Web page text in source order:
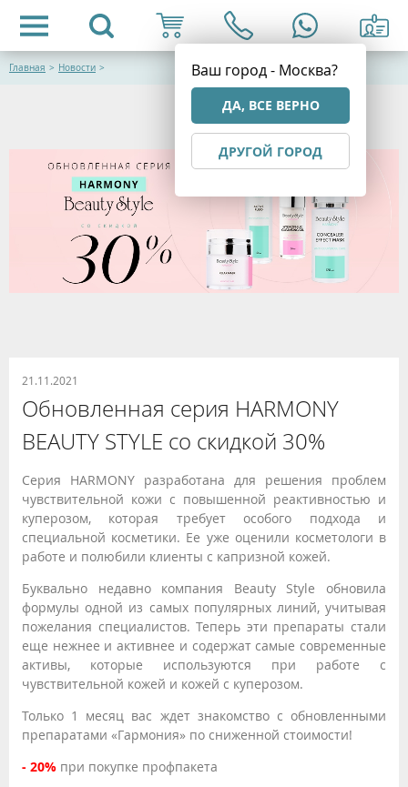
Ваш город - Москва?
ДА, ВСЕ ВЕРНО
ДРУГОЙ ГОРОД
Главная > Новости >
21.11.2021
Обновленная серия HARMONY
BEAUTY STYLE со скидкой 30%
Серия HARMONY разработана для решения проблем
чувствительной кожи с повышенной реактивностью и
куперозом, которая требует особого подхода и
специальной косметики. Ее уже оценили косметологи в
работе и полюбили клиенты с капризной кожей.
Буквально недавно компания Beauty Style обновила
формулы одной из самых популярных линий, учитывая
пожелания специалистов. Теперь эти препараты стали
еще нежнее и активнее и содержат самые современные
активы, которые используются при работе с
чувствительной кожей и кожей с куперозом.
Только 1 месяц вас ждет знакомство с обновленными
препаратами «Гармония» по сниженной стоимости!
- 20% при покупке профпакета